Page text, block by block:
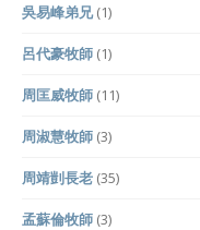
吳易峰弟兄(1)
呂代豪牧師 (1)
周匡威牧師 (11)
周淑慧牧師 (3)
周靖剴長老 (35)
孟蘇倫牧師 (3)